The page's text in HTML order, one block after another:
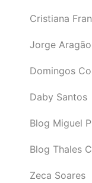
Cristiana
Jorge Aragão
Domingos
Daby Santos
Blog Miguel
Blog Thales
Zeca Soares